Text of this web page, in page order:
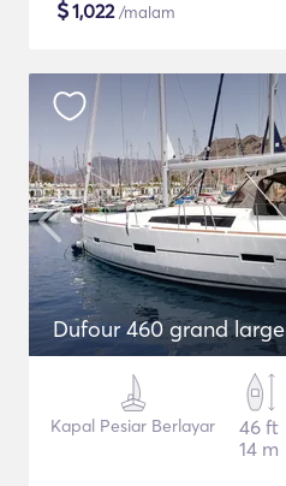
$1,022/malam
Dufour 460 grand large
Kapal Pesiar Berlayar
46 ft
14 m